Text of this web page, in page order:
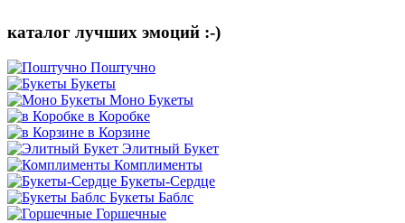
каталог лучших эмоций :-)
Поштучно
Букеты
Моно Букеты
в Коробке
в Корзине
Элитный Букет
Комплименты
Букеты-Сердце
Букеты Баблс
Горшечные